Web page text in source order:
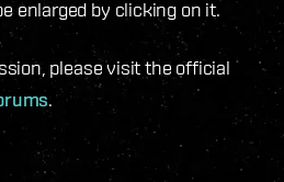
enlarged by clicking on it.
please visit the official
.